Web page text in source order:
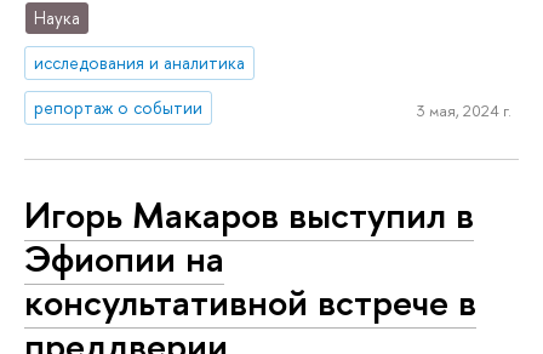
Наука
исследования и аналитика
репортаж о событии
3 мая, 2024 г.
Игорь Макаров выступил в
Эфиопии на
консультативной встрече в